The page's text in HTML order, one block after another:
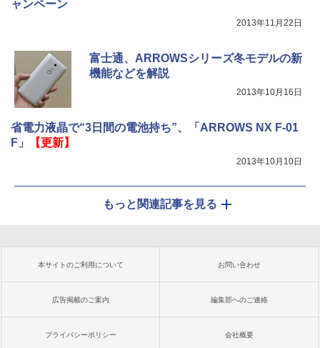
ャンペーン
2013年11月22日
富士通、ARROWSシリーズ冬モデルの新
機能などを解説
2013年10月16日
省電力液晶で“3日間の電池持ち”、「ARROWS NX F-01
F」
【更新】
2013年10月10日
もっと関連記事を見る
本サイトのご利用について お問い合わせ
広告掲載のご案内 編集部へのご連絡
プライバシーポリシー 会社概要